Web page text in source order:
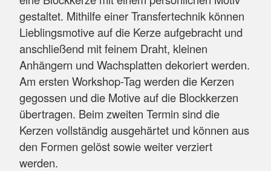
gestaltet. Mithilfe einer Transfertechnik können
Lieblingsmotive auf die Kerze aufgebracht und
anschließend mit feinem Draht, kleinen
Anhängern und Wachsplatten dekoriert werden.
Am ersten Workshop-Tag werden die Kerzen
gegossen und die Motive auf die Blockkerzen
übertragen. Beim zweiten Termin sind die
Kerzen vollständig ausgehärtet und können aus
den Formen gelöst sowie weiter verziert
werden.